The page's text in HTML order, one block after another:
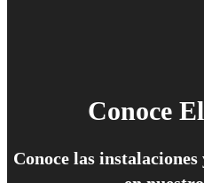
Conoce
Conoce las